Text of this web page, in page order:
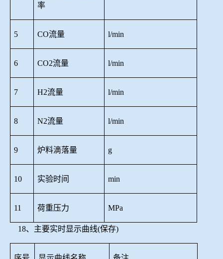
率
5 CO流量 l/min
6 CO2流量 l/min
7 H2流量 l/min
8 N2流量 l/min
9 炉料滴落量 g
10 实验时间 min
11 荷重压力 MPa
18、主要实时显示曲线(保存)